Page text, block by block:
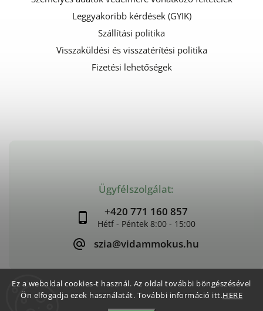
Ez a weboldal cookies-t használ. Az oldal további böngészésével
Ön elfogadja ezek használatát. További információ itt.HERE
Ügyfélszolgálat:
+420 771 160 857
szia@vidammokus.hu
Leggyakoribb kérdések (GYIK)
Szállítási politika
Visszaküldési és visszatérítési politika
Fizetési lehetőségek